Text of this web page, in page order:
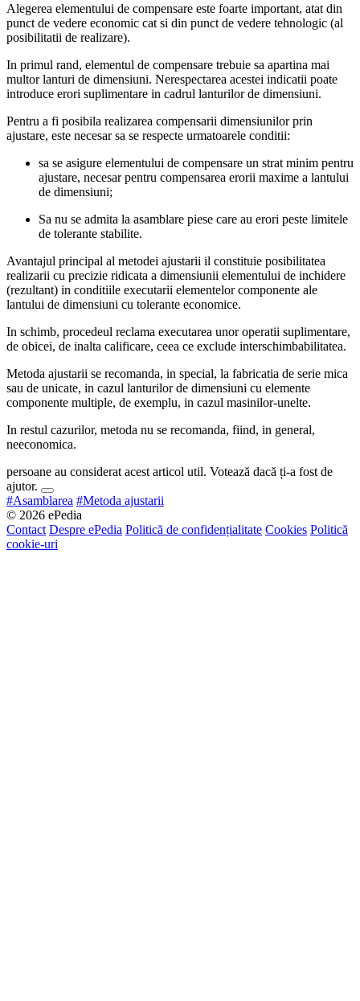
Alegerea elementului de compensare este foarte important, atat din
punct de vedere economic cat si din punct de vedere tehnologic (al
posibilitatii de realizare).
In primul rand, elementul de compensare trebuie sa apartina mai
multor lanturi de dimensiuni. Nerespectarea acestei indicatii poate
introduce erori suplimentare in cadrul lanturilor de dimensiuni.
Pentru a fi posibila realizarea compensarii dimensiunilor prin
ajustare, este necesar sa se respecte urmatoarele conditii:
sa se asigure elementului de compensare un strat minim pentru
ajustare, necesar pentru compensarea erorii maxime a lantului
de dimensiuni;
Sa nu se admita la asamblare piese care au erori peste limitele
de tolerante stabilite.
Avantajul principal al metodei ajustarii il constituie posibilitatea
realizarii cu precizie ridicata a dimensiunii elementului de inchidere
(rezultant) in conditiile executarii elementelor componente ale
lantului de dimensiuni cu tolerante economice.
In schimb, procedeul reclama executarea unor operatii suplimentare,
de obicei, de inalta calificare, ceea ce exclude interschimbabilitatea.
Metoda ajustarii se recomanda, in special, la fabricatia de serie mica
sau de unicate, in cazul lanturilor de dimensiuni cu elemente
componente multiple, de exemplu, in cazul masinilor-unelte.
In restul cazurilor, metoda nu se recomanda, fiind, in general,
neeconomica.
persoane au considerat acest articol util. Votează dacă ți-a fost de
ajutor.
#Asamblarea #Metoda ajustarii
© 2026 ePedia
Contact Despre ePedia Politică de confidențialitate Cookies Politică
cookie-uri